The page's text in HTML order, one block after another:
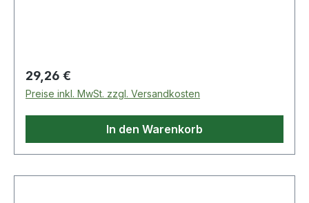
Regulärer Preis:
29,26 €
Preise inkl. MwSt. zzgl. Versandkosten
In den Warenkorb